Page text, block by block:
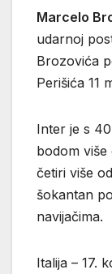
Marcelo
udarnoj
Brozovića
Perišića 11
Inter je s
bodom
četiri više
šokantan
navijačima.
Italija – 17.